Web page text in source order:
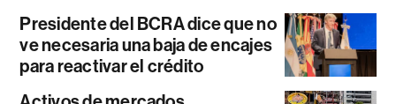
Presidente del BCRA dice que no
ve necesaria una baja de encajes
para reactivar el crédito